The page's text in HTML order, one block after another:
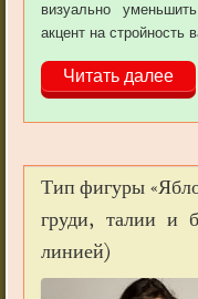
визуально
акцент на стройность
Читать далее
Тип фигуры
груди, талии и
линией)